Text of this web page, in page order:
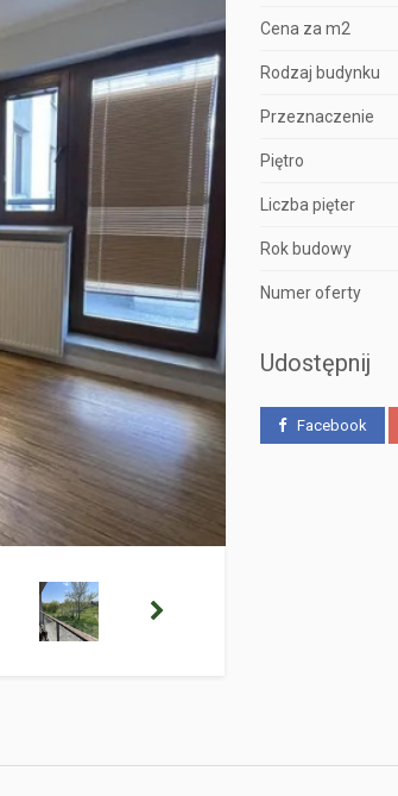
Cena za m2
Rodzaj budynku
Przeznaczenie
Piętro
Liczba pięter
Rok budowy
Numer oferty
Udostępnij
Facebook